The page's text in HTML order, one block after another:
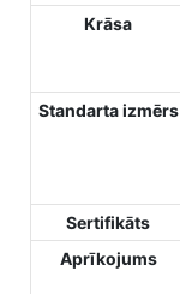
Krāsa
Standarta izmērs
Sertifikāts
Aprīkojums